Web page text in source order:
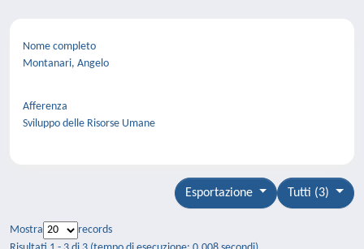
Nome completo
Montanari, Angelo
Afferenza
Sviluppo delle Risorse Umane
Tutti (3)
Esportazione
Mostra
records